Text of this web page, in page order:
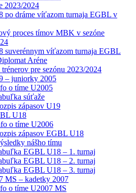
2023/2024
po dráme víťazom turnaja EGBL v
proces tímov MBK v sezóne
suverénnym víťazom turnaja EGBL
Aréne
trénerov pre sezónu 2023/2024
– juniorky 2005
o tíme U2005
súťaže
zápasov U19
U18
o tíme U2006
zápasov EGBL U18
nášho tímu
EGBL U18 – 1. turnaj
EGBL U18 – 2. turnaj
EGBL U18 – 3. turnaj
MS – kadetky 2007
o tíme U2007 MS